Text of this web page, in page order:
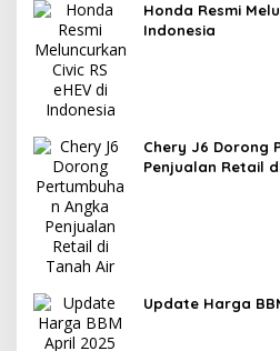
Honda Resmi
Indonesia
Chery J6 Dorong
Penjualan Retail
Update Harga